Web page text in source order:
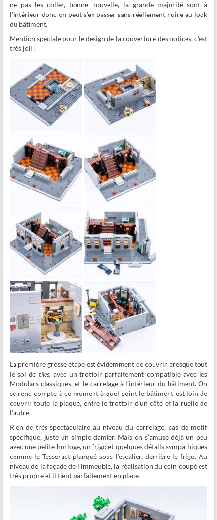
ne pas les coller, bonne nouvelle, la grande majorité sont à
l’intérieur donc on peut s’en passer sans réellement nuire au look
du bâtiment.
Mention spéciale pour le design de la couverture des notices, c’est
très joli !
La première grosse étape est évidemment de couvrir presque tout
le sol de tiles, avec un trottoir parfaitement compatible avec les
Modulars classiques, et le carrelage à l’intérieur du bâtiment. On
se rend compte à ce moment à quel point le bâtiment est loin de
couvrir toute la plaque, entre le trottoir d’un côté et la ruelle de
l’autre.
Rien de très spectaculaire au niveau du carrelage, pas de motif
spécifique, juste un simple damier. Mais on s’amuse déjà un peu
avec une petite horloge, un frigo et quelques détails sympathiques
comme le Tesseract planqué sous l’escalier, derrière le frigo. Au
niveau de la façade de l’immeuble, la réalisation du coin coupé est
très propre et il tient parfaitement en place.